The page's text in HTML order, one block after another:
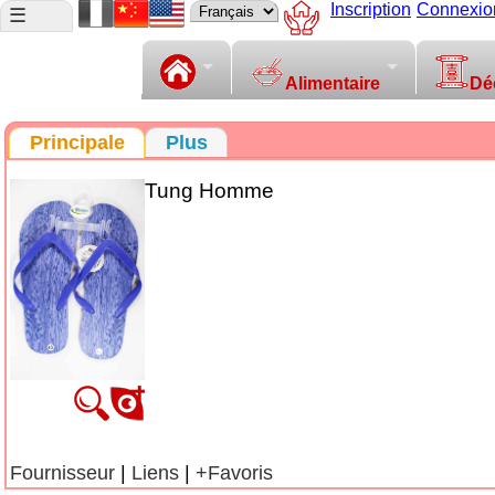
☰ Inscription
Alimentaire
Principale Plus
Tung Homme
Fournisseur Liens |+Favoris